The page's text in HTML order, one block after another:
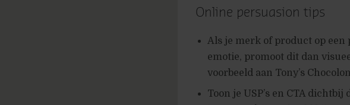
Online persuasion tips
Als je merk of product op een
emotie, promoot dit dan
voorbeeld aan Tony’s
Toon je USP’s en CTA